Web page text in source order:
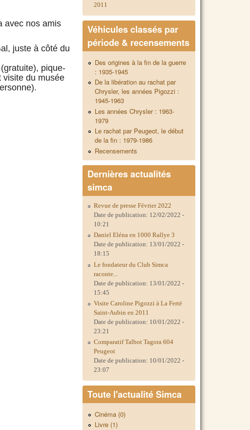
avec nos amis
juste à côté du
pique-
visite du musée
2011
Véhicules classés par
période & recensements
Des origines à la fin de la guerre
: 1935-1945
De la libération au rachat par
Chrysler, les années Pigozzi :
1945-1963
Les années Chrysler : 1963-
1979
Le rachat par Peugeot, le début
de la fin : 1979-1986
Recensements
Dernières actualités
simca
Revue de presse Février 2022
Date de publication: 12/02/2022 -
10:21
Daniel Eléna en 1000 Rallye 3
Date de publication: 13/01/2022 -
18:15
Le fondateur du Club Simca
raconte...
Date de publication: 13/01/2022 -
15:45
Visite Caroline Pigozzi à La Ferté
Saint-Aubin en 2011
Date de publication: 10/01/2022 -
23:21
Comparatif Talbot Tagora 604
Peugeot
Date de publication: 10/01/2022 -
23:07
Toute l'actualité Simca
Cinéma (0)
Livre (1)